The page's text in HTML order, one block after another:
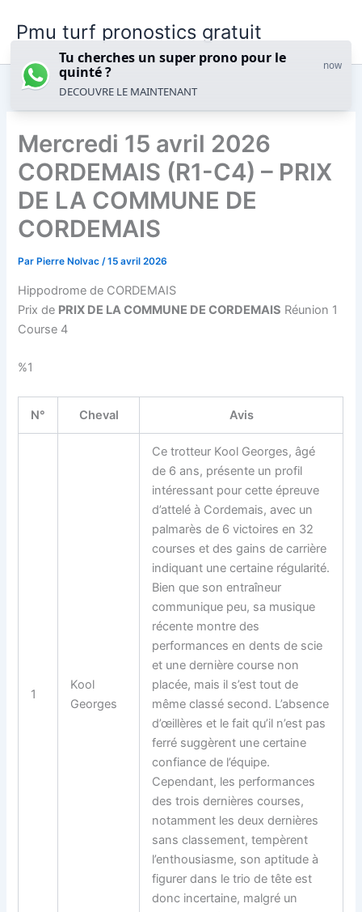
Pmu turf pronostics gratuit
Mercredi 15 avril 2026
CORDEMAIS (R1-C4) – PRIX
DE LA COMMUNE DE
CORDEMAIS
Par Pierre Nolvac/15 avril 2026
Hippodrome de CORDEMAIS
Prix de PRIX DE LA COMMUNE DE CORDEMAIS Réunion 1
Course 4
%1
N° Cheval Avis
1
Kool
Georges
Ce trotteur Kool Georges, âgé
de 6 ans, présente un profil
intéressant pour cette épreuve
d’attelé à Cordemais, avec un
palmarès de 6 victoires en 32
courses et des gains de carrière
indiquant une certaine régularité.
Bien que son entraîneur
communique peu, sa musique
récente montre des
performances en dents de scie
et une dernière course non
placée, mais il s’est tout de
même classé second. L’absence
d’œillères et le fait qu’il n’est pas
ferré suggèrent une certaine
confiance de l’équipe.
Cependant, les performances
des trois dernières courses,
notamment les deux dernières
sans classement, tempèrent
l’enthousiasme, son aptitude à
figurer dans le trio de tête est
donc incertaine, malgré un
Tu cherches un super prono pour le
quinté ?
now
DECOUVRE LE MAINTENANT